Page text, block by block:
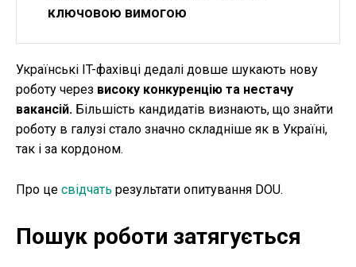
ключовою вимогою
Українські IT-фахівці дедалі довше шукають нову
роботу через високу конкуренцію та нестачу
вакансій. Більшість кандидатів визнають, що знайти
роботу в галузі стало значно складніше як в Україні,
так і за кордоном.
Про це свідчать результати опитування DOU.
Пошук роботи затягується